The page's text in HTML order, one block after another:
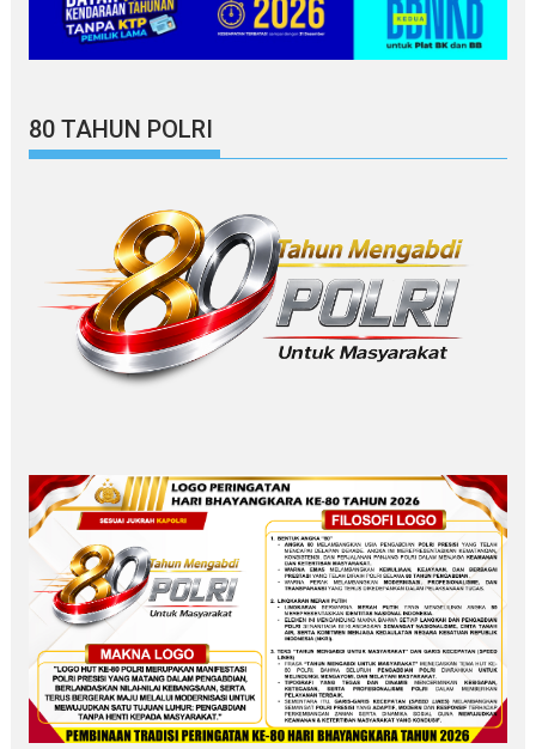
80 TAHUN POLRI